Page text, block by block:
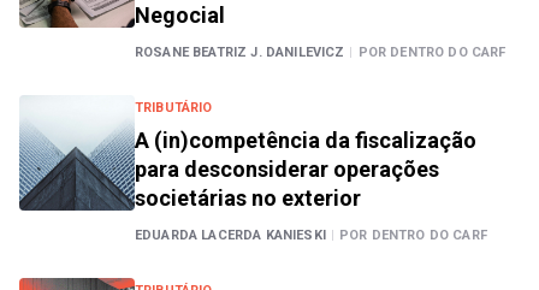
Negocial
ROSANE BEATRIZ J. DANILEVICZ | POR DENTRO DO CARF
TRIBUTÁRIO
A (in)competência da fiscalização
para desconsiderar operações
societárias no exterior
EDUARDA LACERDA KANIESKI | POR DENTRO DO CARF